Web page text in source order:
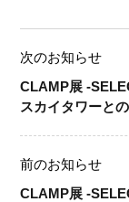
次のお知らせ
CLAMP展 -
スカイタワーと
前のお知らせ
CLAMP展 -